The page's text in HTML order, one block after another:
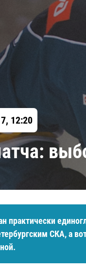
Драконы
12:20
практически
СКА, а